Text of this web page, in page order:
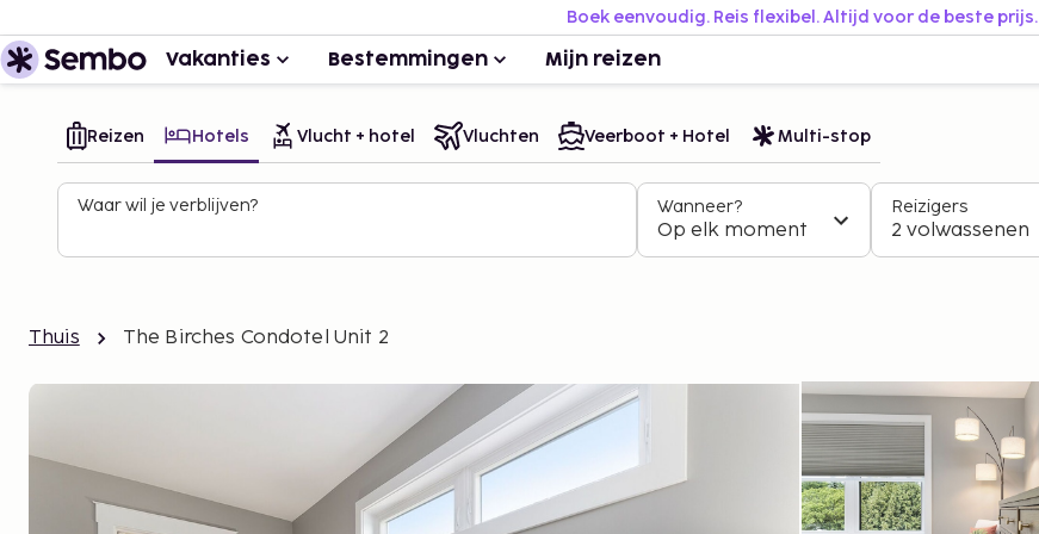
Boek eenvoudig. Reis flexibel. Altijd voor de beste prijs.
Vakanties Bestemmingen Mijn reizen
Reizen Hotels Vlucht + hotel Vluchten Veerboot + Hotel Multi-stop
Waar wil je verblijven? Wanneer?
Op elk moment
Reizigers
2 volwassenen
Thuis The Birches Condotel Unit 2